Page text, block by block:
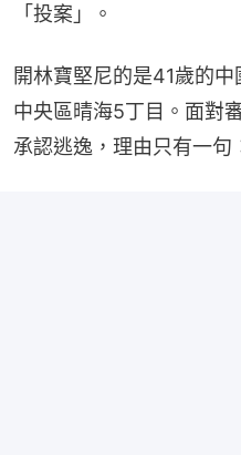
「投案」。
開林寶堅尼的是41歲的
中央區晴海5丁目。面對
承認逃逸，理由只有一句